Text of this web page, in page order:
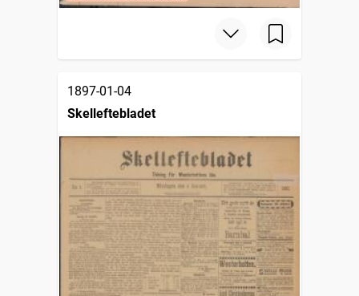
1897-01-04
Skelleftebladet